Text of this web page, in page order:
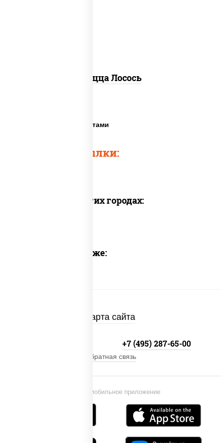
Пицца Лосось
Пицца с морепродуктами
Быстрые ссылки:
Доставка в других городах:
Предлагаем также:
Карта сайта
Установи мобильное приложение
+7 (495) 287-65-00
Обратная связь